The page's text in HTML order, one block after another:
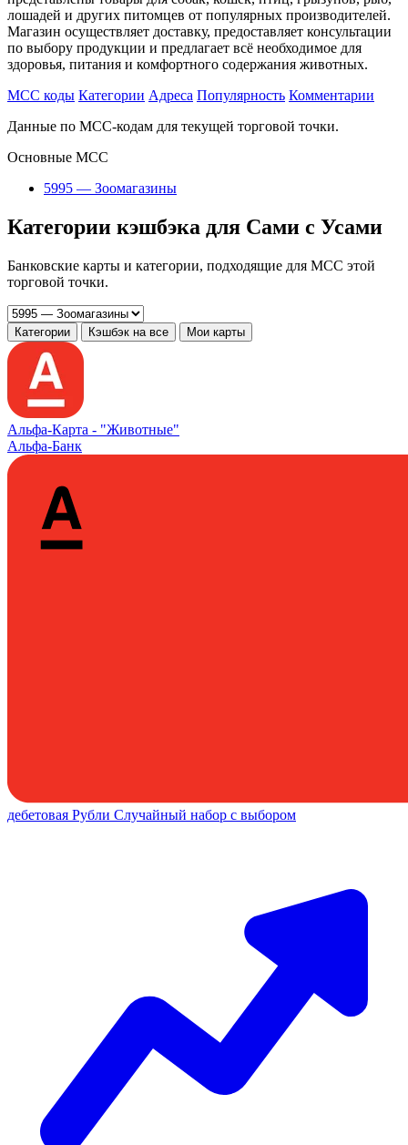
лошадей и других питомцев от популярных производителей.
Магазин осуществляет доставку, предоставляет консультации
по выбору продукции и предлагает всё необходимое для
здоровья, питания и комфортного содержания животных.
MCC коды Категории Адреса Популярность Комментарии
Данные по MCC-кодам для текущей торговой точки.
Основные MCC
5995 — Зоомагазины
Категории кэшбэка для Сами с Усами
Банковские карты и категории, подходящие для MCC этой
торговой точки.
Категории Кэшбэк на все Мои карты
Альфа‑Карта - "Животные"
Альфа-Банк
дебетовая Рубли Случайный набор с выбором